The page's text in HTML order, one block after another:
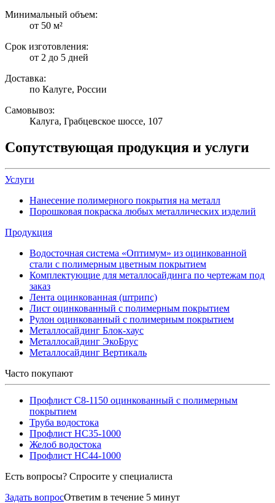
Минимальный объем:
от 50 м²
Срок изготовления:
от 2 до 5 дней
Доставка:
по Калуге, России
Самовывоз:
Калуга, Грабцевское шоссе, 107
Сопутствующая продукция и услуги
Услуги
Нанесение полимерного покрытия на металл
Порошковая покраска любых металлических изделий
Продукция
Водосточная система «Оптимум» из оцинкованной
стали с полимерным цветным покрытием
Комплектующие для металлосайдинга по чертежам под
заказ
Лента оцинкованная (штрипс)
Лист оцинкованный с полимерным покрытием
Рулон оцинкованный с полимерным покрытием
Металлосайдинг Блок-хаус
Металлосайдинг ЭкоБрус
Металлосайдинг Вертикаль
Часто покупают
Профлист С8-1150 оцинкованный с полимерным
покрытием
Труба водостока
Профлист НС35-1000
Желоб водостока
Профлист НС44-1000
Есть вопросы? Спросите у специалиста
Задать вопросОтветим в течение 5 минут